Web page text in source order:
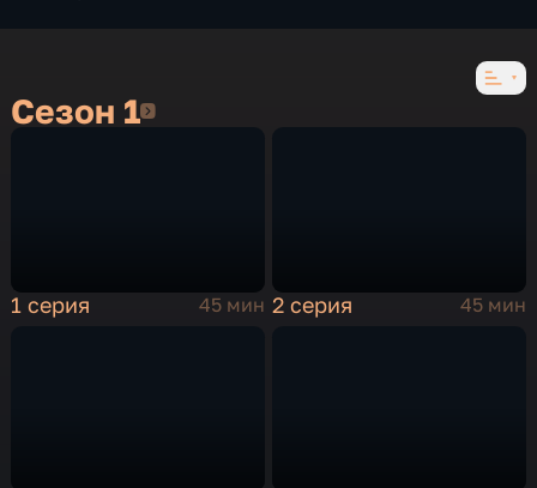
Сезон 1Сезон 1
1 серия 45 мин 2 серия 45 мин